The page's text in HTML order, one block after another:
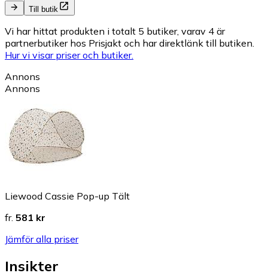
Till butik
Vi har hittat produkten i totalt 5 butiker, varav 4 är
partnerbutiker hos Prisjakt och har direktlänk till butiken.
Hur vi visar priser och butiker.
Annons
Annons
Liewood Cassie Pop-up Tält
fr. 581 kr
Jämför alla priser
Insikter